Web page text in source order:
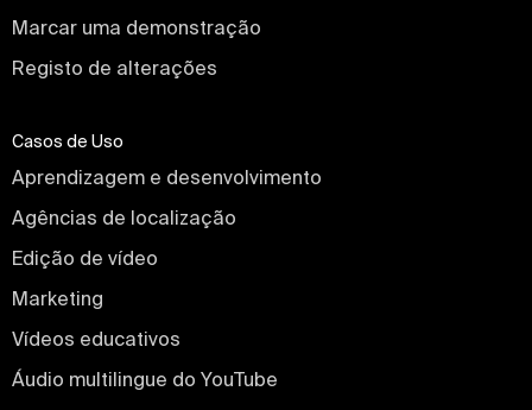
Marcar uma demonstração
Registo de alterações
Casos de Uso
Aprendizagem e desenvolvimento
Agências de localização
Edição de vídeo
Marketing
Vídeos educativos
Áudio multilingue do YouTube